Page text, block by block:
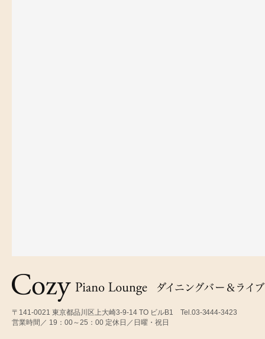
〒141-0021 東京都品川区上大崎3-9-14 TO ビルB1 Tel.03-3444-3423
営業時間／ 19：00～25：00 定休日／日曜・祝日